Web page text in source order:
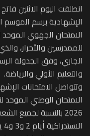
الامتحان الجهوي الموحد
الجاري، وفق الجدولة
والتعليم الأولي والرياضة.
وتتواصل الامتحانات
2026 بالنسبة لجميع
الاستدراكية أيام 2 و3 و4 يوليوز المقبل.